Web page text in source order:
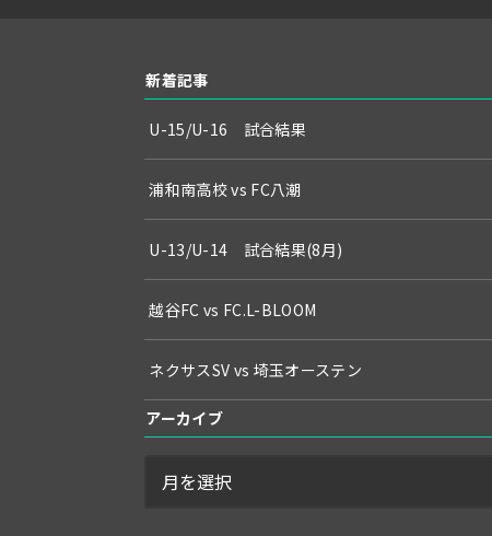
新着記事
U-15/U-16 試合結果
浦和南高校 vs FC八潮
U-13/U-14 試合結果(8月)
越谷FC vs FC.L-BLOOM
ネクサスSV vs 埼玉オーステン
アーカイブ